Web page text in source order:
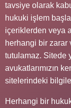
tavsiye olarak
hukuki işlem
içeriklerden veya
herhangi bir zarar
tutulamaz. Sitede
avukatlarımızın
sitelerindeki
Herhangi bir